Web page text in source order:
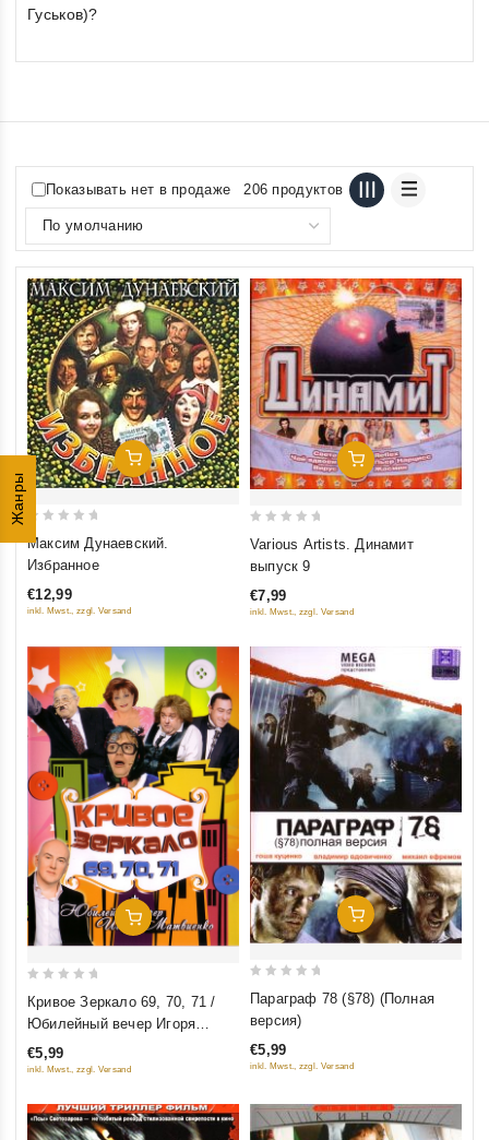
Жанры
Гуськов)?
Показывать нет в продаже 206 продуктов
Добавить В Корзину
5
Максим Дунаевский.
Избранное
€12,99
inkl. Mwst., zzgl. Versand
Добавить В Корзину
5
Various Artists. Динамит
выпуск 9
€7,99
inkl. Mwst., zzgl. Versand
Добавить В Корзину
out
5
Кривое Зеркало 69, 70, 71 /
Юбилейный вечер Игоря
Матвиенко (2 фильма)
€5,99
inkl. Mwst., zzgl. Versand
Добавить В Корзину
out
5
Параграф 78 (§78) (Полная
версия)
€5,99
inkl. Mwst., zzgl. Versand